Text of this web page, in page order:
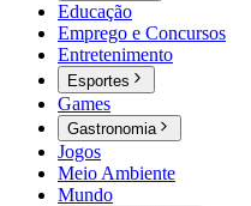
Educação
Emprego e Concursos
Entretenimento
Esportes
Games
Gastronomia
Jogos
Meio Ambiente
Mundo